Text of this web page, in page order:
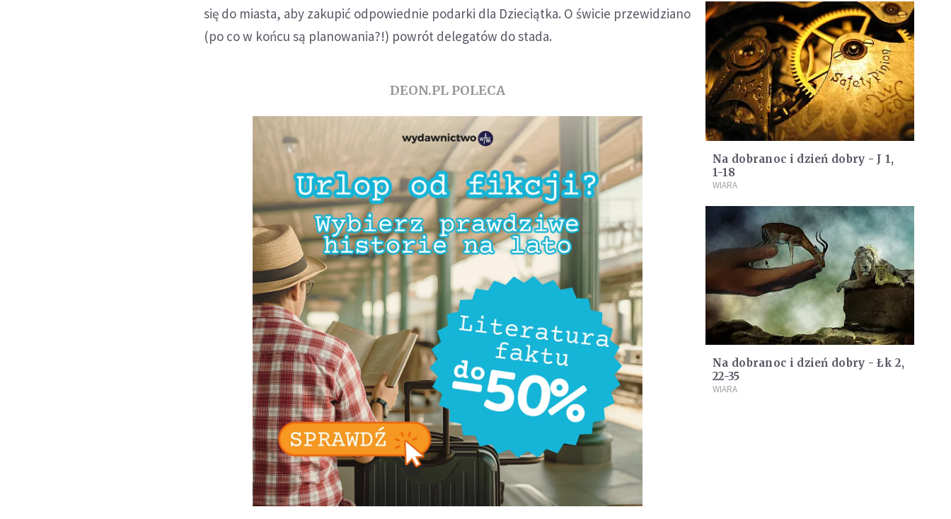
się do miasta, aby zakupić odpowiednie podarki dla Dzieciątka. O świcie przewidziano
(po co w końcu są planowania?!) powrót delegatów do stada.
DEON.PL POLECA
Na dobranoc i dzień dobry - J 1,
1-18
WIARA
Na dobranoc i dzień dobry - Łk 2,
22-35
WIARA